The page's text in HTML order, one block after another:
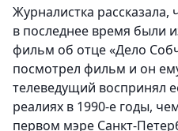
Журналистка
в последнее время были
фильм об отце «Дело
посмотрел фильм и он
телеведущий воспринял
реалиях в 1990-е годы,
первом мэре Санкт-